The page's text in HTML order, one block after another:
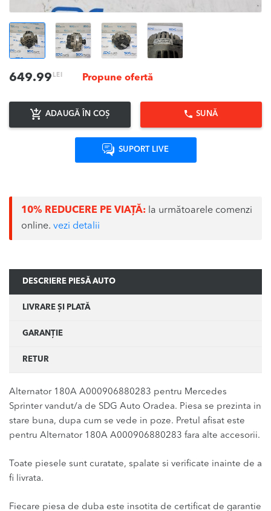
649.99 LEI Propune ofertă
ADAUGĂ ÎN COȘ SUNĂ
SUPORT LIVE
10% REDUCERE PE VIAȚĂ: la următoarele comenzi
online. vezi detalii
DESCRIERE PIESĂ AUTO
LIVRARE ȘI PLATĂ
GARANȚIE
RETUR
Alternator 180A A000906880283 pentru Mercedes
Sprinter vandut/a de SDG Auto Oradea. Piesa se prezinta in
stare buna, dupa cum se vede in poze. Pretul afisat este
pentru Alternator 180A A000906880283 fara alte accesorii.
Toate piesele sunt curatate, spalate si verificate inainte de a
fi livrata.
Fiecare piesa de duba este insotita de certificat de garantie